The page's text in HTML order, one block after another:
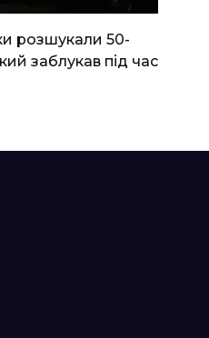
розшукали 50-
заблукав під час